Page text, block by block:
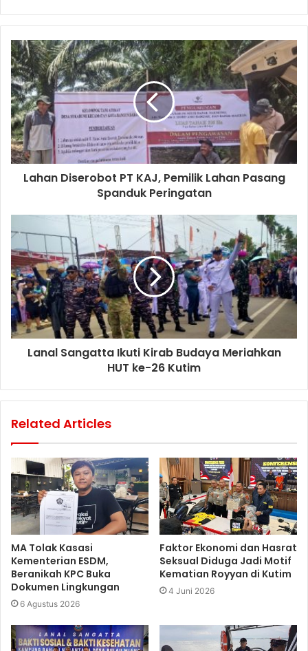
Lahan Diserobot PT KAJ, Pemilik Lahan Pasang
Spanduk Peringatan
Lanal Sangatta Ikuti Kirab Budaya Meriahkan
HUT ke-26 Kutim
Related Articles
MA Tolak Kasasi
Kementerian ESDM,
Beranikah KPC Buka
Dokumen Lingkungan
6 Agustus 2026
Faktor Ekonomi dan Hasrat
Seksual Diduga Jadi Motif
Kematian Royyan di Kutim
4 Juni 2026